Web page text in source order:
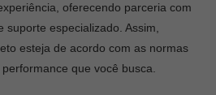
oferecendo parceria com
especializado. Assim,
esteja de acordo com as normas
que você busca.